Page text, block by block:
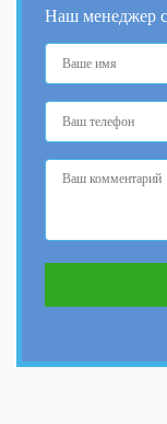
Наш менеджер